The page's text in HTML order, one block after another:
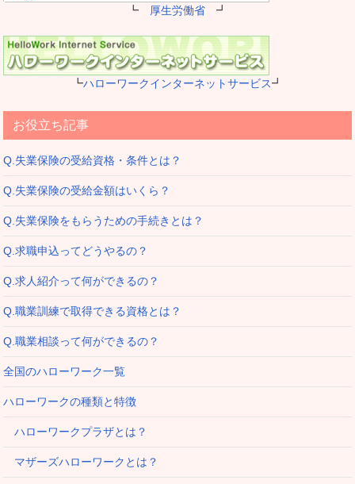
┗ 厚生労働省 ┛
┗ハローワークインターネットサービス┛
お役立ち記事
Q.失業保険の受給資格・条件とは？
Q.失業保険の受給金額はいくら？
Q.失業保険をもらうための手続きとは？
Q.求職申込ってどうやるの？
Q.求人紹介って何ができるの？
Q.職業訓練で取得できる資格とは？
Q.職業相談って何ができるの？
全国のハローワーク一覧
ハローワークの種類と特徴
ハローワークプラザとは？
マザーズハローワークとは？